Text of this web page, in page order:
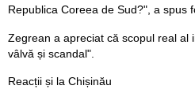
Republica Coreea de Sud?", a spus
Zegrean a apreciat că scopul real al
vâlvă și scandal".
Reacții și la Chișinău